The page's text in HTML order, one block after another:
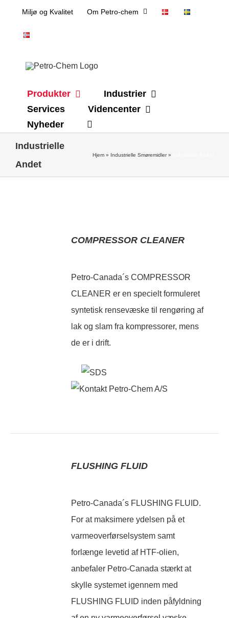
content
Miljø og Kvalitet Om Petro-chem
Produkter
Industrier
Services
Videncenter
Nyheder
Industrielle
Andet
Hjem » Industrielle Smøremidler»
COMPRESSOR CLEANER
Petro-Canada´s COMPRESSOR
CLEANER er en specielt formuleret
syntetisk rensevæske til rengøring af
lak og slam fra kompressorer, mens
de er i drift.
FLUSHING FLUID
Petro-Canada´s FLUSHING FLUID.
For at maksimere ydelsen på et
varmeoverførselsystem samt
forlænge levetid af HTF-olien,
anbefaler Petro-Canada stærkt at
skylle systemet igennem med
FLUSHING FLUID inden påfyldning